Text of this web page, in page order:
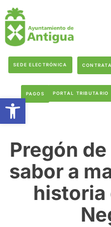
SEDE ELECTRÓNICA
PAGOS PORTAL TRIBUTARIO
Pregón
sabor a
historia
Abrir barra de herramientas